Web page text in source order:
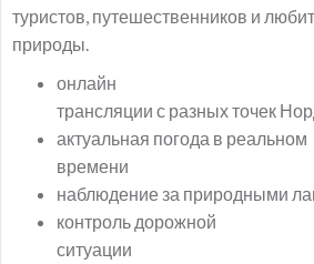
туристов, путешественников и
природы.
онлайн
трансляции с разных точек
актуальная погода в реальном
времени
наблюдение за природными
контроль дорожной
ситуации